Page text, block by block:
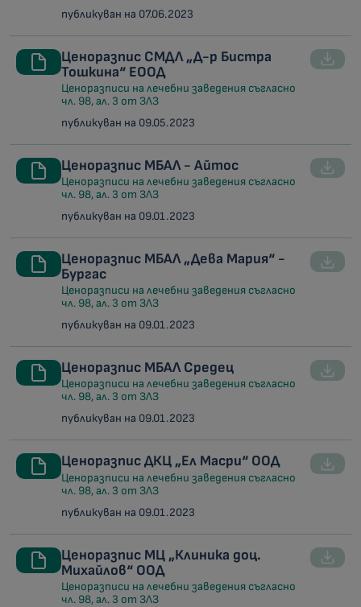
публикуван на 07.06.2023
Ценоразпис СМДЛ „Д-р Бистра
Тошкина“ ЕООД
Ценоразписи на лечебни заведения съгласно
чл. 98, ал. 3 от ЗЛЗ
публикуван на 09.05.2023
Ценоразпис МБАЛ - Айтос
Ценоразписи на лечебни заведения съгласно
чл. 98, ал. 3 от ЗЛЗ
публикуван на 09.01.2023
Ценоразпис МБАЛ „Дева Мария“ -
Бургас
Ценоразписи на лечебни заведения съгласно
чл. 98, ал. 3 от ЗЛЗ
публикуван на 09.01.2023
Ценоразпис МБАЛ Средец
Ценоразписи на лечебни заведения съгласно
чл. 98, ал. 3 от ЗЛЗ
публикуван на 09.01.2023
Ценоразпис ДКЦ „Ел Масри“ ООД
Ценоразписи на лечебни заведения съгласно
чл. 98, ал. 3 от ЗЛЗ
публикуван на 09.01.2023
Ценоразпис МЦ „Клиника доц.
Михайлов“ ООД
Ценоразписи на лечебни заведения съгласно
чл. 98, ал. 3 от ЗЛЗ